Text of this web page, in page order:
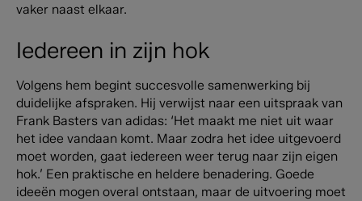
vaker naast elkaar.
Iedereen in zijn hok
Volgens hem begint succesvolle samenwerking bij
duidelijke afspraken. Hij verwijst naar een uitspraak van
Frank Basters van adidas: ‘Het maakt me niet uit waar
het idee vandaan komt. Maar zodra het idee uitgevoerd
moet worden, gaat iedereen weer terug naar zijn eigen
hok.’ Een praktische en heldere benadering. Goede
ideeën mogen overal ontstaan, maar de uitvoering moet